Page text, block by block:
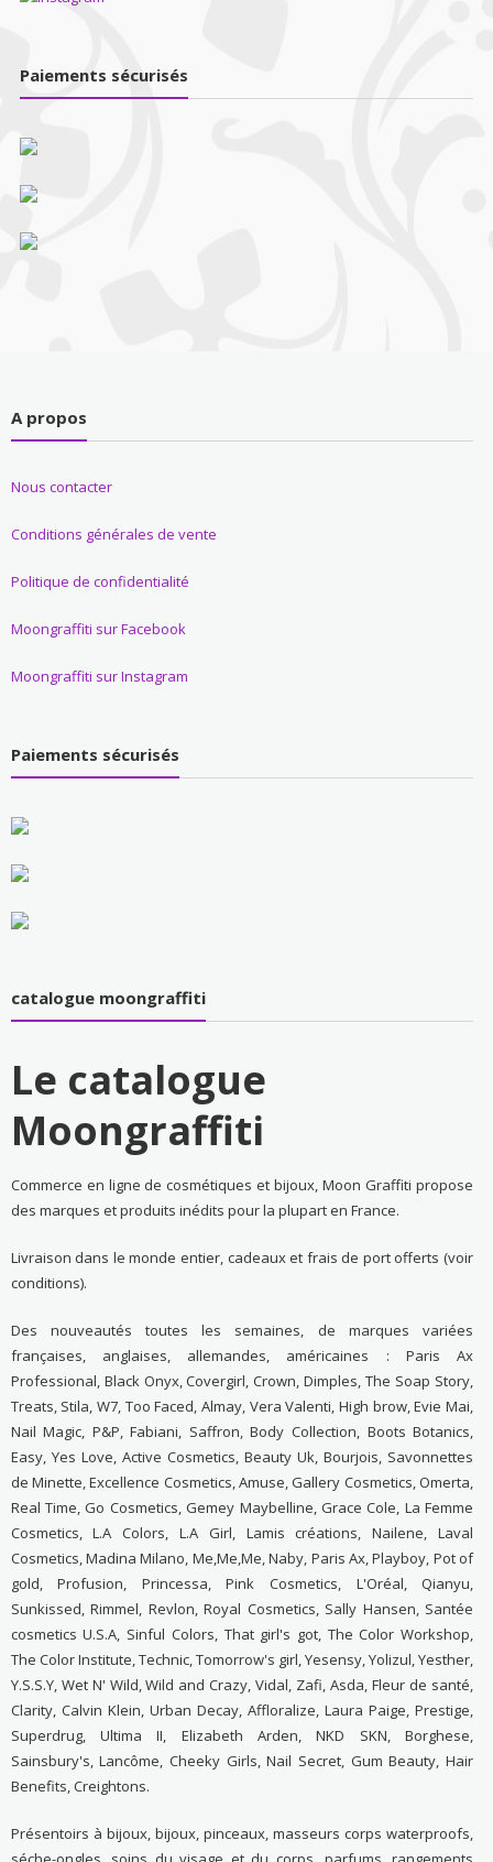
Paiements sécurisés
A propos
Nous contacter
Conditions générales de vente
Politique de confidentialité
Moongraffiti sur Facebook
Moongraffiti sur Instagram
Paiements sécurisés
catalogue moongraffiti
Le catalogue
Moongraffiti
Commerce en ligne de cosmétiques et bijoux, Moon Graffiti propose
des marques et produits inédits pour la plupart en France.
Livraison dans le monde entier, cadeaux et frais de port offerts (voir
conditions).
Des nouveautés toutes les semaines, de marques variées
françaises, anglaises, allemandes, américaines : Paris Ax
Professional, Black Onyx, Covergirl, Crown, Dimples, The Soap Story,
Treats, Stila, W7, Too Faced, Almay, Vera Valenti, High brow, Evie Mai,
Nail Magic, P&P, Fabiani, Saffron, Body Collection, Boots Botanics,
Easy, Yes Love, Active Cosmetics, Beauty Uk, Bourjois, Savonnettes
de Minette, Excellence Cosmetics, Amuse, Gallery Cosmetics, Omerta,
Real Time, Go Cosmetics, Gemey Maybelline, Grace Cole, La Femme
Cosmetics, L.A Colors, L.A Girl, Lamis créations, Nailene, Laval
Cosmetics, Madina Milano, Me,Me,Me, Naby, Paris Ax, Playboy, Pot of
gold, Profusion, Princessa, Pink Cosmetics, L'Oréal, Qianyu,
Sunkissed, Rimmel, Revlon, Royal Cosmetics, Sally Hansen, Santée
cosmetics U.S.A, Sinful Colors, That girl's got, The Color Workshop,
The Color Institute, Technic, Tomorrow's girl, Yesensy, Yolizul, Yesther,
Y.S.S.Y, Wet N' Wild, Wild and Crazy, Vidal, Zafi, Asda, Fleur de santé,
Clarity, Calvin Klein, Urban Decay, Affloralize, Laura Paige, Prestige,
Superdrug, Ultima II, Elizabeth Arden, NKD SKN, Borghese,
Sainsbury's, Lancôme, Cheeky Girls, Nail Secret, Gum Beauty, Hair
Benefits, Creightons.
Présentoirs à bijoux, bijoux, pinceaux, masseurs corps waterproofs,